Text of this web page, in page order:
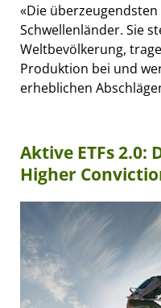
«Die
Schwellenländer. Sie
Weltbevölkerung,
Produktion bei und
erheblichen
Aktive ETFs 2.0:
Higher